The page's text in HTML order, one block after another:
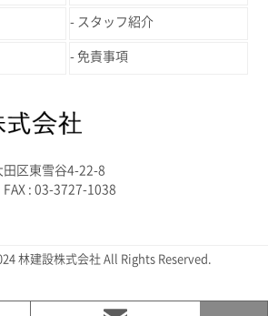
スタッフ紹介
免責事項
区東雪谷4-22-8
: 03-3727-1038
林建設株式会社 All Rights Reserved.